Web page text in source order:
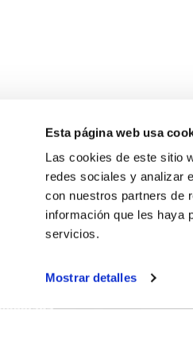
Esta página web usa
Las cookies de este sitio
redes sociales y analizar
con nuestros partners de
información que les haya
servicios.
Mostrar detalles